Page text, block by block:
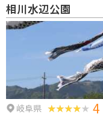
相川水辺公園
岐阜県 4